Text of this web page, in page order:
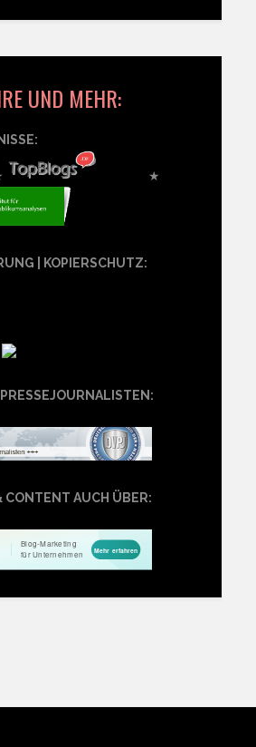
UND MEHR:
★
| KOPIERSCHUTZ:
PRESSEJOURNALISTEN:
CONTENT AUCH ÜBER: